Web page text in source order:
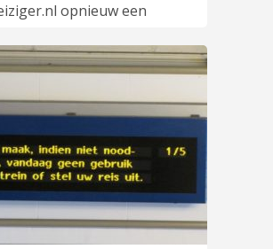
opnieuw een
spoorwegnet. Op
meer…